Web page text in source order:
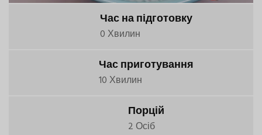
Час на підготовку
0 Хвилин
Час приготування
10 Хвилин
Порцій
2 Осіб